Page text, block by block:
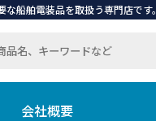
船舶電装品を取扱う専門店です。
会社概要